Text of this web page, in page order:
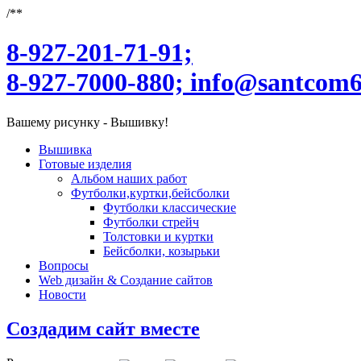
/**
8-927-201-71-91;
8-927-7000-880;
Вашему рисунку - Вышивку!
Вышивка
Готовые изделия
Альбом наших работ
Футболки,куртки,бейсболки
Футболки классические
Футболки стрейч
Толстовки и куртки
Бейсболки, козырьки
Вопросы
Web дизайн & Создание сайтов
Новости
Создадим сайт вместе